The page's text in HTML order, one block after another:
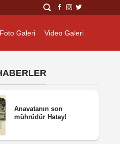
Foto Galeri Video Galeri
Anavatanın son
mührüdür Hatay!